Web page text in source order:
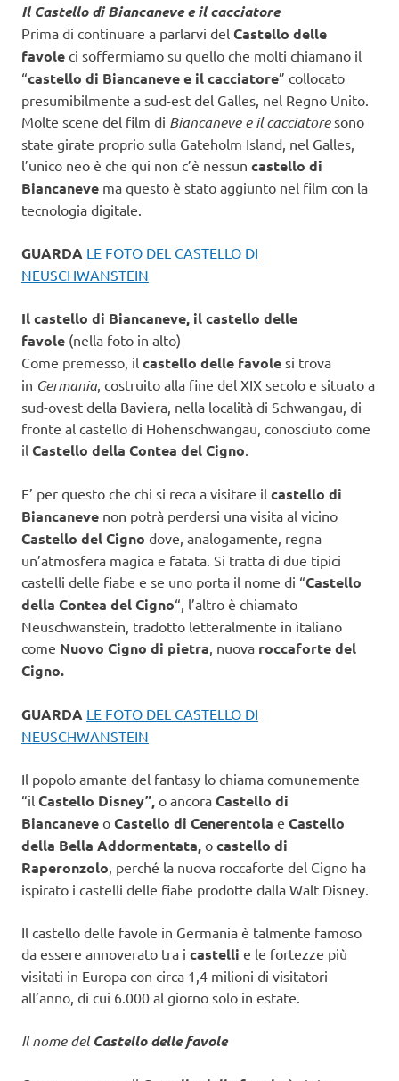
Il Castello di Biancaneve e il cacciatore
Prima di continuare a parlarvi del Castello delle
favole ci soffermiamo su quello che molti chiamano il
“castello di Biancaneve e il cacciatore” collocato
presumibilmente a sud-est del Galles, nel Regno Unito.
Molte scene del film di Biancaneve e il cacciatore sono
state girate proprio sulla Gateholm Island, nel Galles,
l’unico neo è che qui non c’è nessun castello di
Biancaneve ma questo è stato aggiunto nel film con la
tecnologia digitale.
GUARDA LE FOTO DEL CASTELLO DI
NEUSCHWANSTEIN
Il castello di Biancaneve, il castello delle
favole (nella foto in alto)
Come premesso, il castello delle favole si trova
in Germania, costruito alla fine del XIX secolo e situato a
sud-ovest della Baviera, nella località di Schwangau, di
fronte al castello di Hohenschwangau, conosciuto come
il Castello della Contea del Cigno
E’ per questo che chi si reca a visitare il castello di
Biancaneve non potrà perdersi una visita al vicino
Castello del Cigno dove, analogamente, regna
un’atmosfera magica e fatata. Si tratta di due tipici
castelli delle fiabe e se uno porta il nome di “Castello
della Contea del Cigno“, l’altro è chiamato
Neuschwanstein, tradotto letteralmente in italiano
come Nuovo Cigno di pietra , nuova roccaforte del
Cigno.
GUARDA LE FOTO DEL CASTELLO DI
NEUSCHWANSTEIN
Il popolo amante del fantasy lo chiama comunemente
“il Castello Disney”, o ancora Castello di
Biancaneve o Castello di Cenerentola e Castello
della Bella Addormentata, o castello di
Raperonzolo perché la nuova roccaforte del Cigno ha
ispirato i castelli delle fiabe prodotte dalla Walt Disney.
Il castello delle favole in Germania è talmente famoso
da essere annoverato tra i castelli e le fortezze più
visitati in Europa con circa 1,4 milioni di visitatori
all’anno, di cui 6.000 al giorno solo in estate.
Il nome delCastello delle favole